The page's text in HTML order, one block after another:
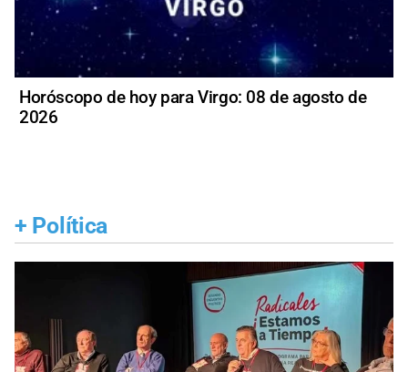
Horóscopo de hoy para Virgo: 08 de agosto de
2026
+ Política